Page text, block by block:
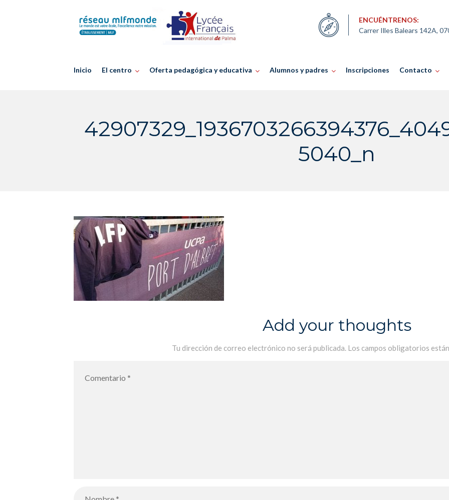
ENCUÉNTRENOS:
Carrer Illes Balears 142A,
Inicio El centro Oferta pedagógica y educativa Alumnos y padres Inscripciones Contacto
5040_n
Add your thoughts
Tu dirección de correo electrónico no será publicada. Los campos obligatorios